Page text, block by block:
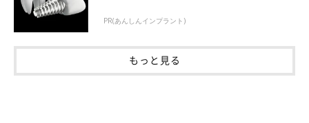
PR(あんしんインプラント)
もっと見る